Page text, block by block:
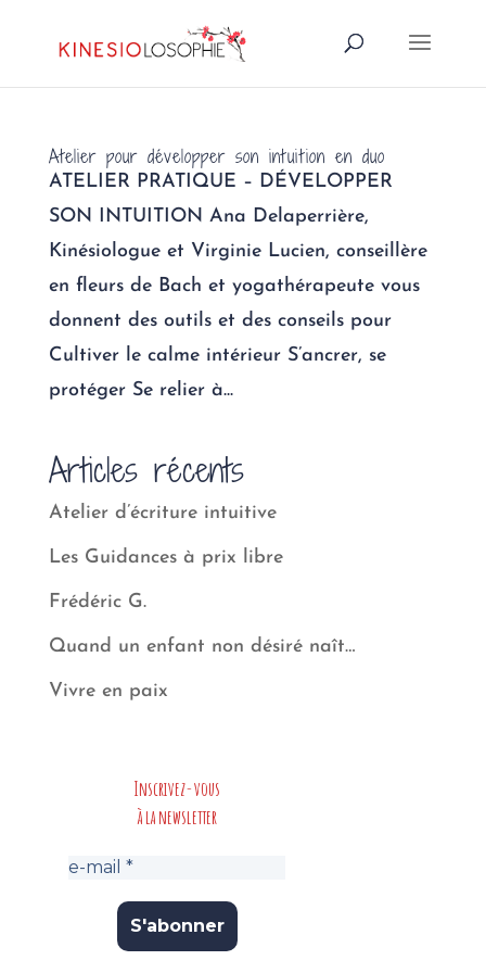
Atelier pour développer son intuition en duo
ATELIER PRATIQUE – DÉVELOPPER
SON INTUITION Ana Delaperrière,
Kinésiologue et Virginie Lucien, conseillère
en fleurs de Bach et yogathérapeute vous
donnent des outils et des conseils pour
Cultiver le calme intérieur S’ancrer, se
protéger Se relier à...
Articles récents
Atelier d’écriture intuitive
Les Guidances à prix libre
Frédéric G.
Quand un enfant non désiré naît…
Vivre en paix
Inscrivez-vous
à la newsletter